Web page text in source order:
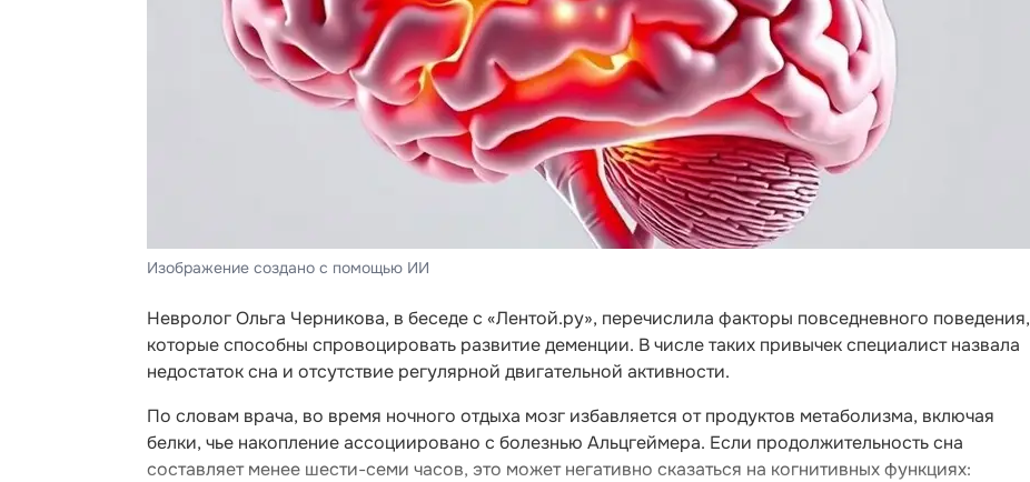
Изображение создано с помощью ИИ
Невролог Ольга Черникова, в беседе с «Лентой.ру», перечислила факторы повседневного поведения,
которые способны спровоцировать развитие деменции. В числе таких привычек специалист назвала
недостаток сна и отсутствие регулярной двигательной активности.
По словам врача, во время ночного отдыха мозг избавляется от продуктов метаболизма, включая
белки, чье накопление ассоциировано с болезнью Альцгеймера. Если продолжительность сна
составляет менее шести-семи часов, это может негативно сказаться на когнитивных функциях: